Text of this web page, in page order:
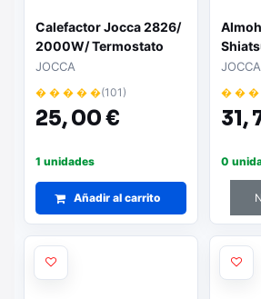
Calefactor Jocca 2826/
2000W/ Termostato
Regulable
JOCCA
� � � � �(101)
25,00 €
1 unidades
Añadir al carrito
JOCCA
� � �
31,
0